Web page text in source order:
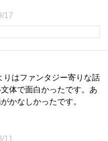
17
りはファンタジー寄りな話
体で面白かったです。あ
かなしかったです。
11